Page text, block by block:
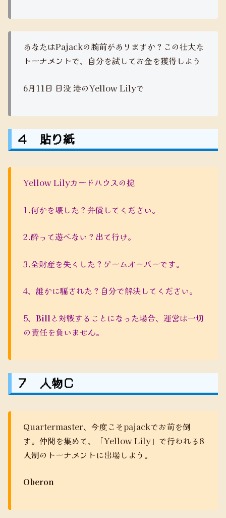
あなたはPajackの腕前がありますか？この壮大な
トーナメントで、自分を試してお金を獲得しよう
6月11日 日没 港のYellow Lilyで
４ 貼り紙
Yellow Lilyカードハウスの掟
1.何かを壊した？弁償してください。
2.酔って遊べない？出て行け。
3.全財産を失くした？ゲームオーバーです。
4、誰かに騙された？自分で解決してください。
5、 Billと対戦することになった場合、運営は一切
の責任を負いません。
７ 人物Ｃ
Quartermaster、今度こそpajackでお前を倒
す。仲間を集めて、「Yellow Lily」で行われる8
人制のトーナメントに出場しよう。
Oberon